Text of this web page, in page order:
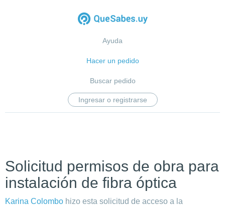
Ayuda
Hacer un pedido
Buscar pedido
Ingresar o registrarse
Solicitud permisos de obra para
instalación de fibra óptica
Karina Colombo hizo esta solicitud de acceso a la